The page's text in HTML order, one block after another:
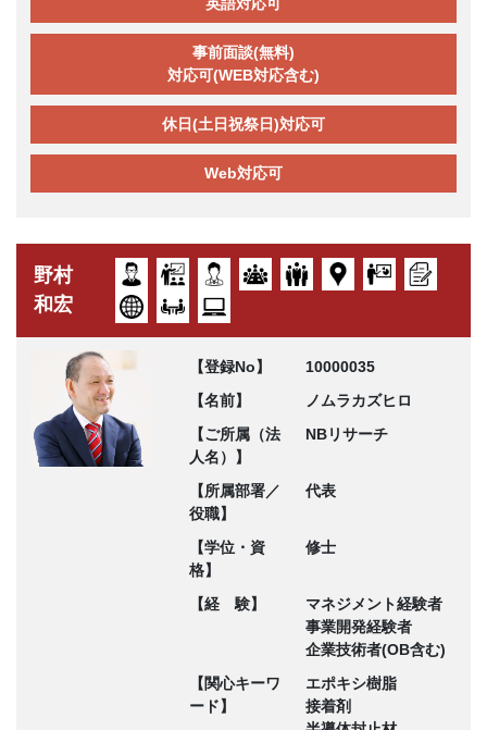
事前面談(無料)
対応可(WEB対応含む)
休日(土日祝祭日)対応可
Web対応可
野村
和宏
【登録No】
10000035
【名前】
ノムラカズヒロ
【ご所属（法
人名）】
NBリサーチ
【所属部署／
役職】
代表
【学位・資
格】
修士
【経 験】
マネジメント経験者
事業開発経験者
企業技術者(OB含む)
【関心キーワ
ード】
エポキシ樹脂
接着剤